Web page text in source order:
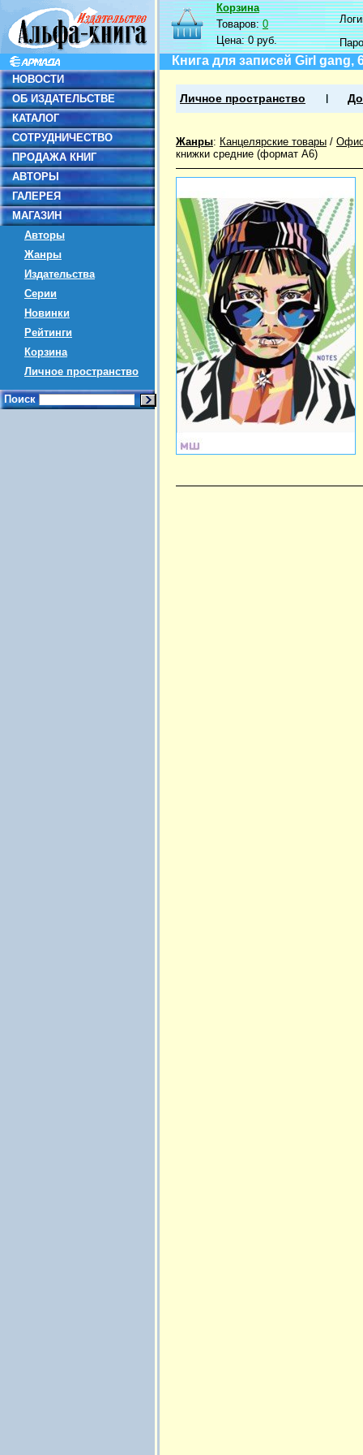
НОВОСТИ
ОБ ИЗДАТЕЛЬСТВЕ
КАТАЛОГ
СОТРУДНИЧЕСТВО
ПРОДАЖА КНИГ
АВТОРЫ
ГАЛЕРЕЯ
МАГАЗИН
Авторы
Жанры
Издательства
Серии
Новинки
Рейтинги
Корзина
Личное пространство
Поиск
Корзина
Товаров:0
Цена:0 руб.
Книга для записей Girl gang,
Личное пространство
Жанры: Канцелярские товары /
книжки средние (формат А6)